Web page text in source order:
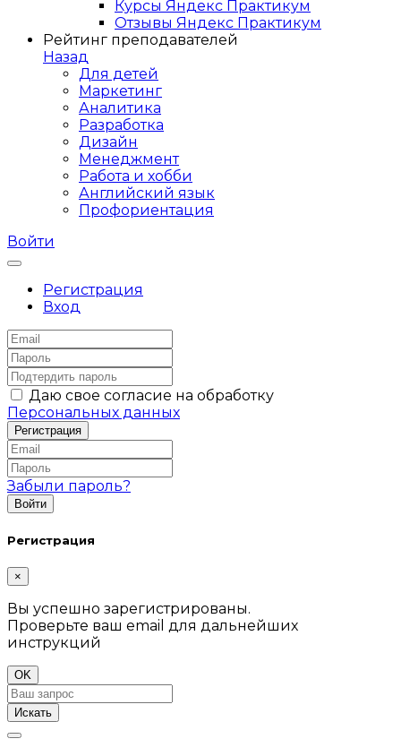
Курсы Яндекс Практикум
Отзывы Яндекс Практикум
Рейтинг преподавателей
Назад
Для детей
Маркетинг
Аналитика
Разработка
Дизайн
Менеджмент
Работа и хобби
Английский язык
Профориентация
Войти
Регистрация
Вход
Даю свое согласие на обработку
Персональных данных
Забыли пароль?
Регистрация
×
Вы успешно зарегистрированы.
Проверьте ваш email для дальнейших
инструкций
OK
Искать